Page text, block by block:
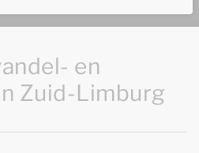
en
Zuid-Limburg